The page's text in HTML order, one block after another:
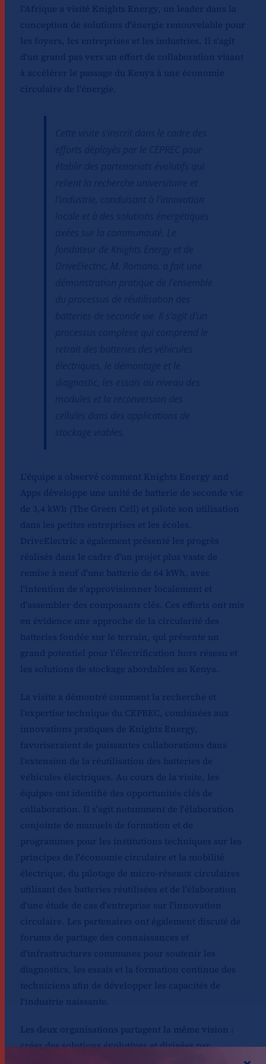
l'Afrique a visité Knights Energy, un leader dans la
conception de solutions d'énergie renouvelable pour
les foyers, les entreprises et les industries. Il s'agit
d'un grand pas vers un effort de collaboration visant
à accélérer le passage du Kenya à une économie
circulaire de l'énergie.
L'équipe a observé comment Knights Energy and
Apps développe une unité de batterie de seconde vie
de 3,4 kWh (The Green Cell) et pilote son utilisation
dans les petites entreprises et les écoles.
DriveElectric a également présenté les progrès
réalisés dans le cadre d'un projet plus vaste de
remise à neuf d'une batterie de 64 kWh, avec
l'intention de s'approvisionner localement et
d'assembler des composants clés. Ces efforts ont mis
en évidence une approche de la circularité des
batteries fondée sur le terrain, qui présente un
grand potentiel pour l'électrification hors réseau et
les solutions de stockage abordables au Kenya.
La visite a démontré comment la recherche et
l'expertise technique du CEPREC, combinées aux
innovations pratiques de Knights Energy,
favoriseraient de puissantes collaborations dans
l'extension de la réutilisation des batteries de
véhicules électriques. Au cours de la visite, les
équipes ont identifié des opportunités clés de
collaboration. Il s'agit notamment de l'élaboration
conjointe de manuels de formation et de
programmes pour les institutions techniques sur les
principes de l'économie circulaire et la mobilité
électrique, du pilotage de micro-réseaux circulaires
utilisant des batteries réutilisées et de l'élaboration
d'une étude de cas d'entreprise sur l'innovation
circulaire. Les partenaires ont également discuté de
forums de partage des connaissances et
d'infrastructures communes pour soutenir les
diagnostics, les essais et la formation continue des
techniciens afin de développer les capacités de
l'industrie naissante.
Les deux organisations partagent la même vision :
créer des solutions évolutives et dirigées par
l'Afrique pour l'accès à l'énergie grâce à la recherche